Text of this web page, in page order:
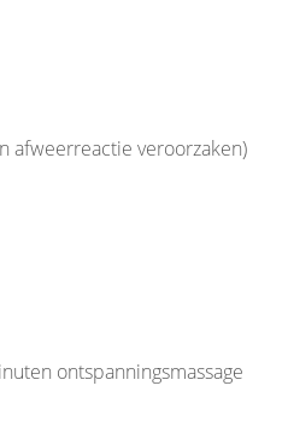
afweerreactie veroorzaken)
ontspanningsmassage